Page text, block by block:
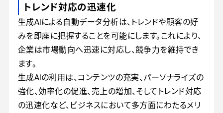
トレンド対応の迅速化
生成AIによる自動データ分析は、トレンドや顧客の好
みを即座に把握することを可能にします。これにより、
企業は市場動向へ迅速に対応し、競争力を維持でき
ます。
生成AIの利用は、コンテンツの充実、パーソナライズの
強化、効率化の促進、売上の増加、そしてトレンド対応
の迅速化など、ビジネスにおいて多方面にわたるメリ